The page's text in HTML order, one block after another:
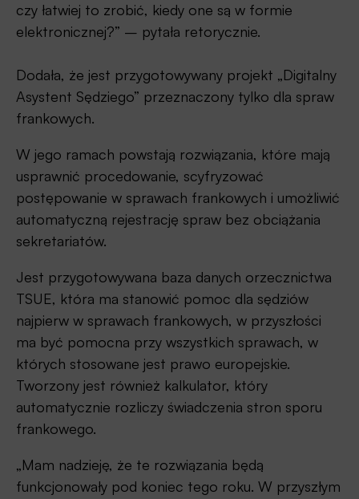
czy łatwiej to zrobić, kiedy one są w formie
elektronicznej?” – pytała retorycznie.
Dodała, że jest przygotowywany projekt „Digitalny
Asystent Sędziego” przeznaczony tylko dla spraw
frankowych.
W jego ramach powstają rozwiązania, które mają
usprawnić procedowanie, scyfryzować
postępowanie w sprawach frankowych i umożliwić
automatyczną rejestrację spraw bez obciążania
sekretariatów.
Jest przygotowywana baza danych orzecznictwa
TSUE, która ma stanowić pomoc dla sędziów
najpierw w sprawach frankowych, w przyszłości
ma być pomocna przy wszystkich sprawach, w
których stosowane jest prawo europejskie.
Tworzony jest również kalkulator, który
automatycznie rozliczy świadczenia stron sporu
frankowego.
„Mam nadzieję, że te rozwiązania będą
funkcjonowały pod koniec tego roku. W przyszłym